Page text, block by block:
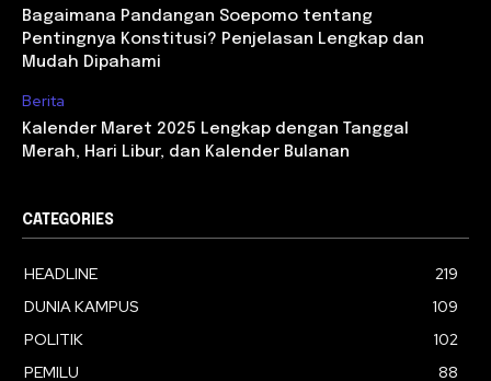
Bagaimana Pandangan Soepomo tentang
Pentingnya Konstitusi? Penjelasan Lengkap dan
Mudah Dipahami
Berita
Kalender Maret 2025 Lengkap dengan Tanggal
Merah, Hari Libur, dan Kalender Bulanan
CATEGORIES
HEADLINE
219
DUNIA KAMPUS
109
POLITIK
102
PEMILU
88